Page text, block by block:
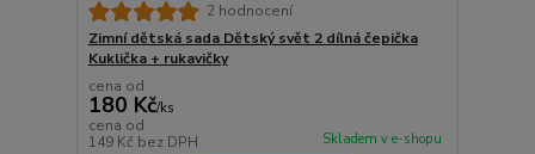
2 hodnocení
Zimní dětská sada Dětský svět 2 dílná čepička
Kuklička + rukavičky
cena od
180 Kč/ks
cena od
149 Kč bez DPH Skladem v e-shopu